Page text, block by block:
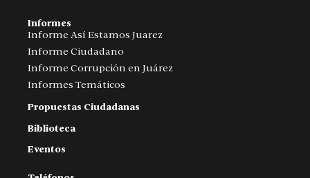
Informes
Informe Así Estamos Juarez
Informe Ciudadano
Informe Corrupción en Juárez
Informes Temáticos
Propuestas Ciudadanas
Biblioteca
Eventos